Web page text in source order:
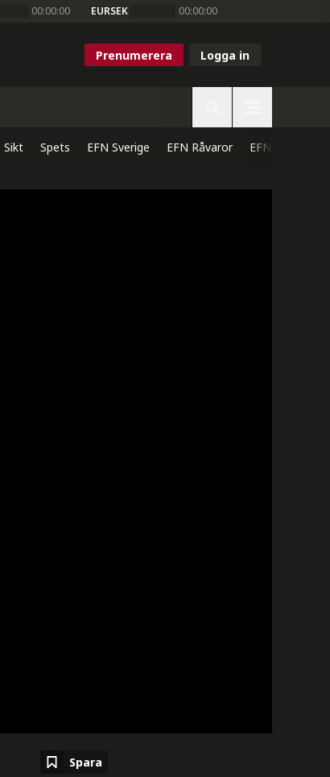
00:00:00 EURSEK 00:00:00
Prenumerera Logga in
Sikt Spets EFN Sverige EFN Råvaror EFN Direkt
Spara